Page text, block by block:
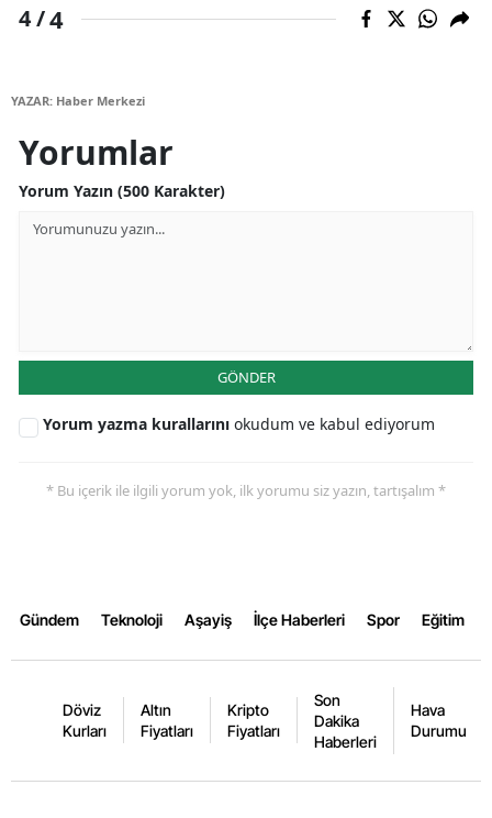
4 /4
YAZAR: Haber Merkezi
Yorumlar
Yorum Yazın (500 Karakter)
GÖNDER
Yorum yazma kurallarını okudum ve kabul ediyorum
* Bu içerik ile ilgili yorum yok, ilk yorumu siz yazın, tartışalım *
Gündem Teknoloji Aşayiş İlçe Haberleri Spor Eğitim
Döviz
Kurları
Altın
Fiyatları
Kripto
Fiyatları
Son
Dakika
Haberleri
Hava
Durumu